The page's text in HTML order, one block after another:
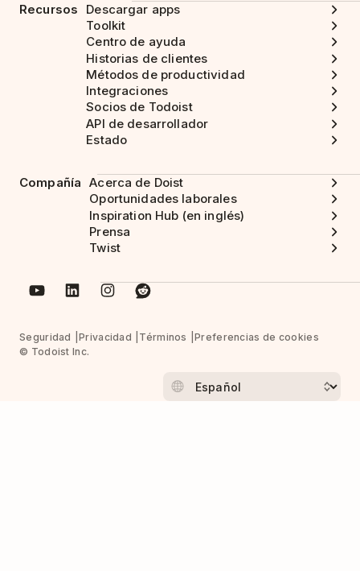
Recursos
Descargar apps
Toolkit
Centro de ayuda
Historias de clientes
Métodos de productividad
Integraciones
Socios de Todoist
API de desarrollador
Estado
Compañía Acerca de Doist
Oportunidades laborales
Inspiration Hub (en inglés)
Prensa
Twist
Seguridad Privacidad Términos
Preferencias de cookies
© Todoist Inc.